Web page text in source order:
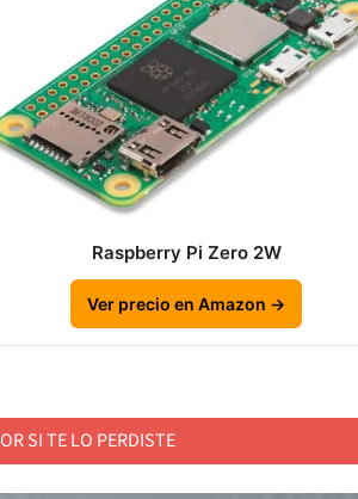
Raspberry Pi Zero 2W
Ver precio en Amazon →
SI TE LO PERDISTE